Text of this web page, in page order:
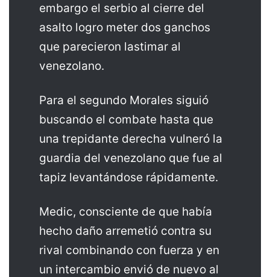
embargo el serbio al cierre del
asalto logro meter dos ganchos
que parecieron lastimar al
venezolano.
Para el segundo Morales siguió
buscando el combate hasta que
una trepidante derecha vulneró la
guardia del venezolano que fue al
tapiz levantándose rápidamente.
Medic, consciente de que había
hecho daño arremetió contra su
rival combinando con fuerza y en
un intercambio envió de nuevo al